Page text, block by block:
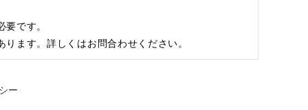
です。
ます。詳しくはお問合わせください。
ー